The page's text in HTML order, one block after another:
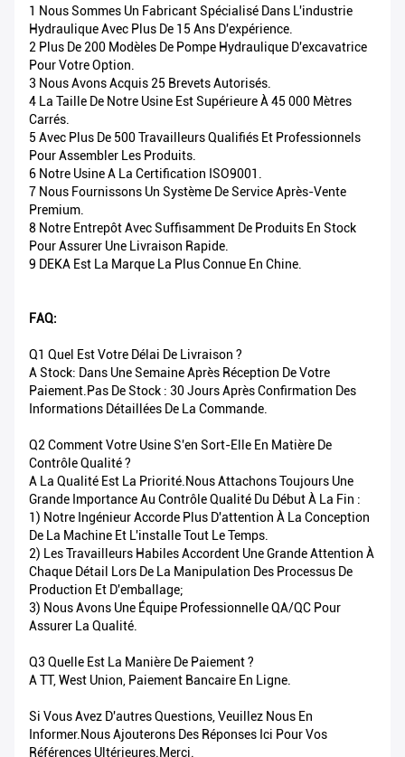
1 Nous Sommes Un Fabricant Spécialisé Dans L'industrie
Hydraulique Avec Plus De 15 Ans D'expérience.
2 Plus De 200 Modèles De Pompe Hydraulique D'excavatrice
Pour Votre Option.
3 Nous Avons Acquis 25 Brevets Autorisés.
4 La Taille De Notre Usine Est Supérieure À 45 000 Mètres
Carrés.
5 Avec Plus De 500 Travailleurs Qualifiés Et Professionnels
Pour Assembler Les Produits.
6 Notre Usine A La Certification ISO9001.
7 Nous Fournissons Un Système De Service Après-Vente
Premium.
8 Notre Entrepôt Avec Suffisamment De Produits En Stock
Pour Assurer Une Livraison Rapide.
9 DEKA Est La Marque La Plus Connue En Chine.
FAQ:
Q1 Quel Est Votre Délai De Livraison ?
A Stock: Dans Une Semaine Après Réception De Votre
Paiement.Pas De Stock : 30 Jours Après Confirmation Des
Informations Détaillées De La Commande.
Q2 Comment Votre Usine S'en Sort-Elle En Matière De
Contrôle Qualité ?
A La Qualité Est La Priorité.Nous Attachons Toujours Une
Grande Importance Au Contrôle Qualité Du Début À La Fin :
1) Notre Ingénieur Accorde Plus D'attention À La Conception
De La Machine Et L'installe Tout Le Temps.
2) Les Travailleurs Habiles Accordent Une Grande Attention À
Chaque Détail Lors De La Manipulation Des Processus De
Production Et D'emballage;
3) Nous Avons Une Équipe Professionnelle QA/QC Pour
Assurer La Qualité.
Q3 Quelle Est La Manière De Paiement ?
A TT, West Union, Paiement Bancaire En Ligne.
Si Vous Avez D'autres Questions, Veuillez Nous En
Informer.Nous Ajouterons Des Réponses Ici Pour Vos
Références Ultérieures.Merci.